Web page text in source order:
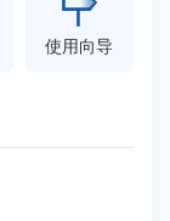
使用向导